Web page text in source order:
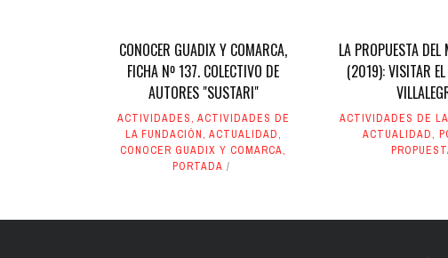
CONOCER GUADIX Y COMARCA,
FICHA Nº 137. COLECTIVO DE
AUTORES "SUSTARI"
ACTIVIDADES, ACTIVIDADES DE
LA FUNDACIÓN, ACTUALIDAD,
CONOCER GUADIX Y COMARCA,
PORTADA
LA PROPUESTA DEL
(2019): VISITAR EL
ACTIVIDADES DE
ACTUALIDAD,